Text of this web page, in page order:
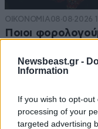
Newsbeast.gr -
Information
If you wish to opt-
processing of your
targeted advertising
ΟΙΚΟΝΟΜΙΑ08·08·2026
Ποιοι
εκκρεμότητες